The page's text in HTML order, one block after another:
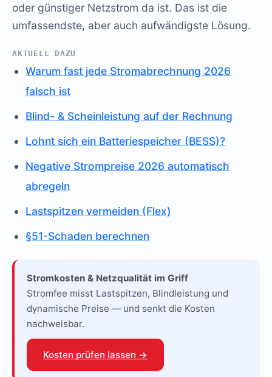
oder günstiger Netzstrom da ist. Das ist die
umfassendste, aber auch aufwändigste Lösung.
AKTUELL DAZU
Warum fast jede Stromabrechnung 2026
falsch ist
Blind- & Scheinleistung auf der Rechnung
Lohnt sich ein Batteriespeicher (BESS)?
Negative Strompreise 2026 automatisch
abregeln
Lastspitzen vermeiden (Flex)
§51-Schaden berechnen
Stromkosten & Netzqualität im Griff
Stromfee misst Lastspitzen, Blindleistung und
dynamische Preise — und senkt die Kosten
nachweisbar.
Kosten prüfen lassen →